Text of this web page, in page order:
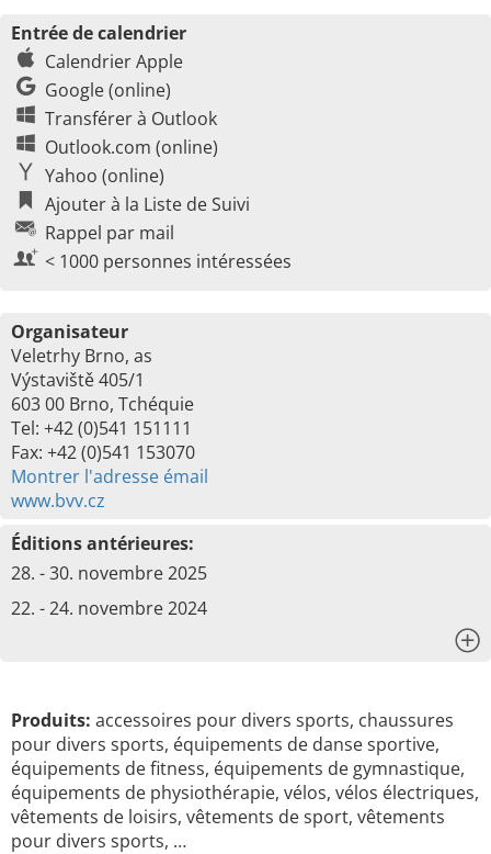
Entrée de calendrier
Calendrier Apple
Google (online)
Transférer à Outlook
Outlook.com (online)
Yahoo (online)
Ajouter à la Liste de Suivi
Rappel par mail
< 1000 personnes intéressées
Organisateur
Veletrhy Brno, as
Výstaviště 405/1
603 00 Brno, Tchéquie
Tel: +42 (0)541 151111
Fax: +42 (0)541 153070
Montrer l'adresse émail
www.bvv.cz
Éditions antérieures:
28. - 30. novembre 2025
22. - 24. novembre 2024
Produits: accessoires pour divers sports, chaussures
pour divers sports, équipements de danse sportive,
équipements de fitness, équipements de gymnastique,
équipements de physiothérapie, vélos, vélos électriques,
vêtements de loisirs, vêtements de sport, vêtements
pour divers sports, …